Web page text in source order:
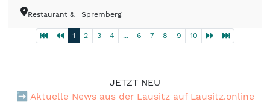
Restaurant & | Spremberg
1 2 3 4 ... 6 7 8 9 10
JETZT NEU
➡️ Aktuelle News aus der Lausitz auf Lausitz.online